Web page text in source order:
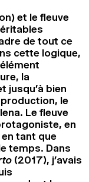
et le fleuve
de tout ce
cette logique,
la
jusqu’à bien
le
Le fleuve
en
tant que
temps. Dans
(2017), j’avais